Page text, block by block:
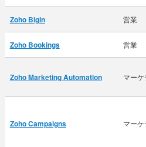
Zoho Bigin 営業
Zoho Bookings 営業
Zoho Marketing Automation マー
Zoho Campaigns マー